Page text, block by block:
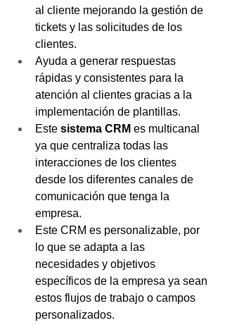
al cliente mejorando la gestión de
tickets y las solicitudes de los
clientes.
Ayuda a generar respuestas
rápidas y consistentes para la
atención al clientes gracias a la
implementación de plantillas.
Este sistema CRM es multicanal
ya que centraliza todas las
interacciones de los clientes
desde los diferentes canales de
comunicación que tenga la
empresa.
Este CRM es personalizable, por
lo que se adapta a las
necesidades y objetivos
específicos de la empresa ya sean
estos flujos de trabajo o campos
personalizados.